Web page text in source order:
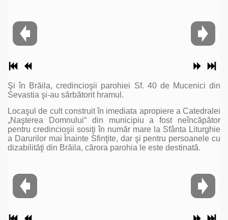
Şi în Brăila, credincioşii parohiei Sf. 40 de Mucenici din
Sevastia şi-au sărbătorit hramul.
Locaşul de cult construit în imediata apropiere a Catedralei
„Naşterea Domnului“ din municipiu a fost neîncăpător
pentru credincioşii sosiţi în număr mare la Sfânta Liturghie
a Darurilor mai Înainte Sfinţite, dar şi pentru persoanele cu
dizabilităţi din Brăila, cărora parohia le este destinată.